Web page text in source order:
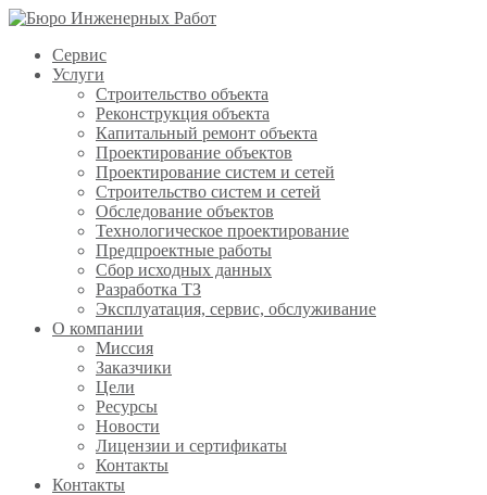
Сервис
Услуги
Строительство объекта
Реконструкция объекта
Капитальный ремонт объекта
Проектирование объектов
Проектирование систем и сетей
Строительство систем и сетей
Обследование объектов
Технологическое проектирование
Предпроектные работы
Сбор исходных данных
Разработка ТЗ
Эксплуатация, сервис, обслуживание
О компании
Миссия
Заказчики
Цели
Ресурсы
Новости
Лицензии и сертификаты
Контакты
Контакты